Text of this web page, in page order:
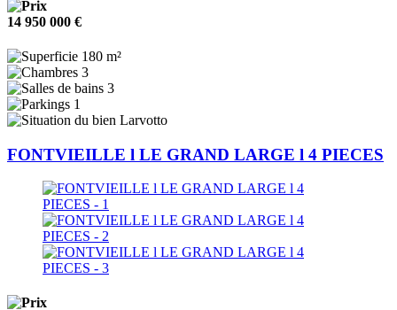
14 950 000 €
180 m²
3
3
1
Larvotto
FONTVIEILLE l LE GRAND LARGE l 4 PIECES